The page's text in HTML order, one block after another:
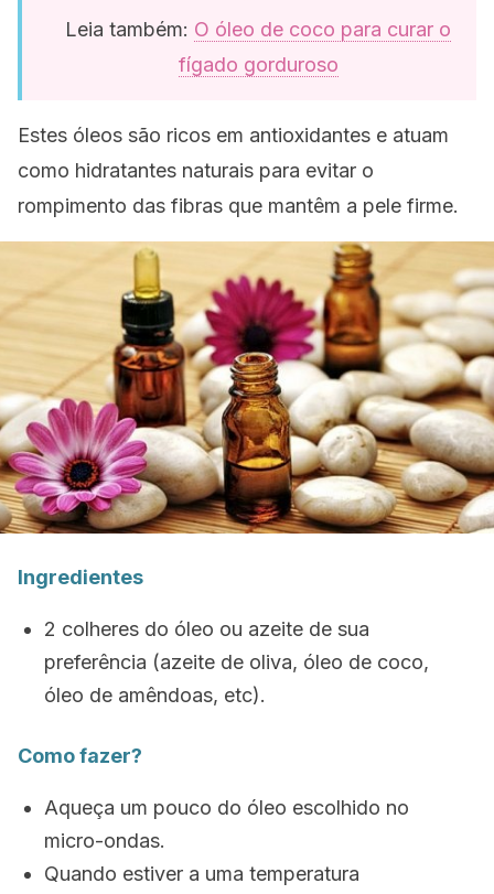
Leia também: O óleo de coco para curar o
fígado gorduroso
Estes óleos são ricos em antioxidantes e atuam
como hidratantes naturais para evitar o
rompimento das fibras que mantêm a pele firme.
Ingredientes
2 colheres do óleo ou azeite de sua
preferência (azeite de oliva, óleo de coco,
óleo de amêndoas, etc).
Como fazer?
Aqueça um pouco do óleo escolhido no
micro-ondas.
Quando estiver a uma temperatura